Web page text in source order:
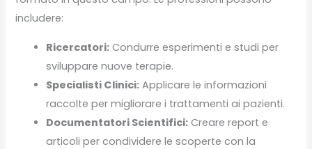
includere:
Ricercatori: Condurre esperimenti e studi per
sviluppare nuove terapie.
Specialisti Clinici: Applicare le informazioni
raccolte per migliorare i trattamenti ai pazienti.
Documentatori Scientifici: Creare report e
articoli per condividere le scoperte con la